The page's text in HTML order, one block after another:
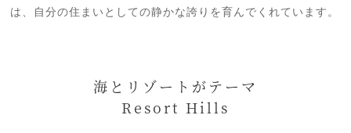
は、自分の住まいとしての静かな誇りを育んでくれています。
海とリゾートがテーマ
Resort Hills